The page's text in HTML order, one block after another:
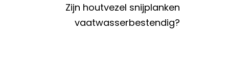
Zijn houtvezel snijplanken
vaatwasserbestendig?